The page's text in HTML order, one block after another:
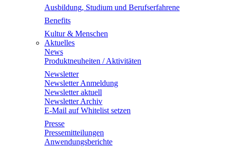
Ausbildung, Studium und Berufserfahrene
Benefits
Kultur & Menschen
Aktuelles
News
Produktneuheiten / Aktivitäten
Newsletter
Newsletter Anmeldung
Newsletter aktuell
Newsletter Archiv
E-Mail auf Whitelist setzen
Presse
Pressemitteilungen
Anwendungsberichte